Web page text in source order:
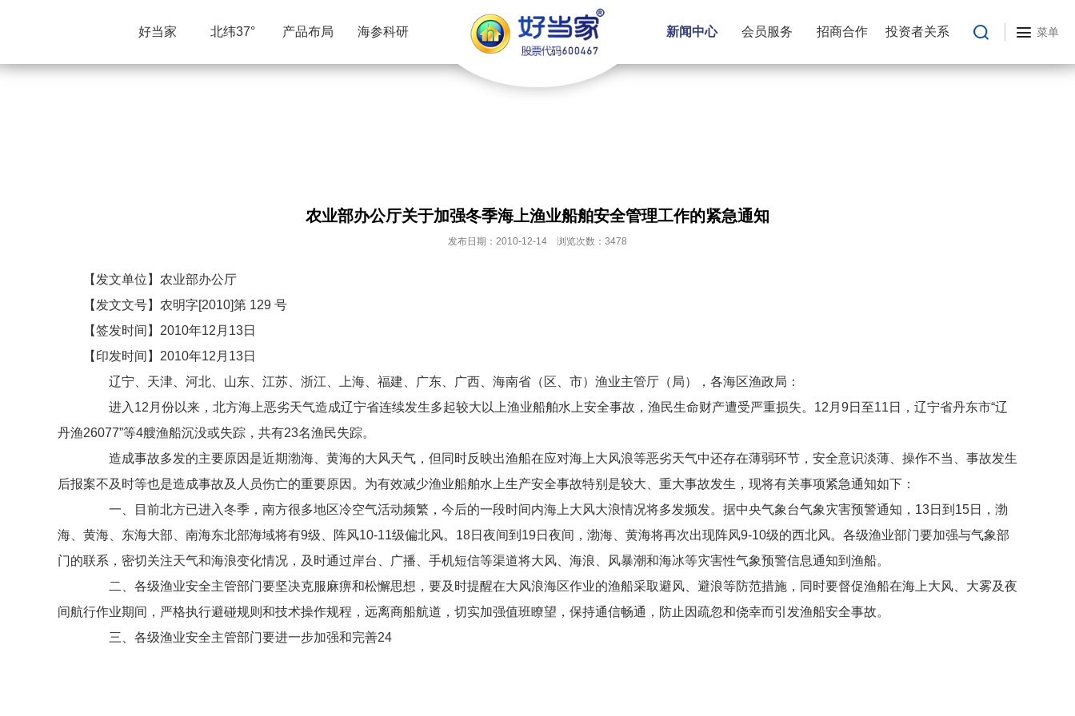
好当家 北纬37° 产品布局 海参科研 新闻中心 会员服务 招商合作 投资者关系 菜单
农业部办公厅关于加强冬季海上渔业船舶安全管理工作的紧急通知
发布日期：2010-12-14 浏览次数：3478
【发文单位】农业部办公厅
【发文文号】农明字[2010]第 129 号
【签发时间】2010年12月13日
【印发时间】2010年12月13日
辽宁、天津、河北、山东、江苏、浙江、上海、福建、广东、广西、海南省（区、市）渔业主管厅（局），各海区渔政局：
进入12月份以来，北方海上恶劣天气造成辽宁省连续发生多起较大以上渔业船舶水上安全事故，渔民生命财产遭受严重损失。12月9日至11日，辽宁省丹东市“辽
丹渔26077”等4艘渔船沉没或失踪，共有23名渔民失踪。
造成事故多发的主要原因是近期渤海、黄海的大风天气，但同时反映出渔船在应对海上大风浪等恶劣天气中还存在薄弱环节，安全意识淡薄、操作不当、事故发生
后报案不及时等也是造成事故及人员伤亡的重要原因。为有效减少渔业船舶水上生产安全事故特别是较大、重大事故发生，现将有关事项紧急通知如下：
一、目前北方已进入冬季，南方很多地区冷空气活动频繁，今后的一段时间内海上大风大浪情况将多发频发。据中央气象台气象灾害预警通知，13日到15日，渤
海、黄海、东海大部、南海东北部海域将有9级、阵风10-11级偏北风。18日夜间到19日夜间，渤海、黄海将再次出现阵风9-10级的西北风。各级渔业部门要加强与气象部
门的联系，密切关注天气和海浪变化情况，及时通过岸台、广播、手机短信等渠道将大风、海浪、风暴潮和海冰等灾害性气象预警信息通知到渔船。
二、各级渔业安全主管部门要坚决克服麻痹和松懈思想，要及时提醒在大风浪海区作业的渔船采取避风、避浪等防范措施，同时要督促渔船在海上大风、大雾及夜
间航行作业期间，严格执行避碰规则和技术操作规程，远离商船航道，切实加强值班瞭望，保持通信畅通，防止因疏忽和侥幸而引发渔船安全事故。
三、各级渔业安全主管部门要进一步加强和完善24